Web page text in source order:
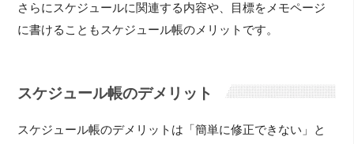
さらにスケジュールに関連する内容や、目標をメモページ
に書けることもスケジュール帳のメリットです。
スケジュール帳のデメリット
スケジュール帳のデメリットは「簡単に修正できない」と